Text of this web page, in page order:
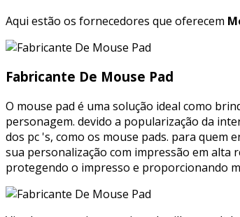
Aqui estão os fornecedores que oferecem
Fabricante De Mouse Pad
O mouse pad é uma solução ideal como
personagem. devido a popularização da
dos pc 's, como os mouse pads. para quem
sua personalização com impressão em alta
protegendo o impresso e proporcionando